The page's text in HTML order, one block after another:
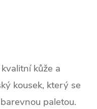
kůže a
kousek, který se
paletou.